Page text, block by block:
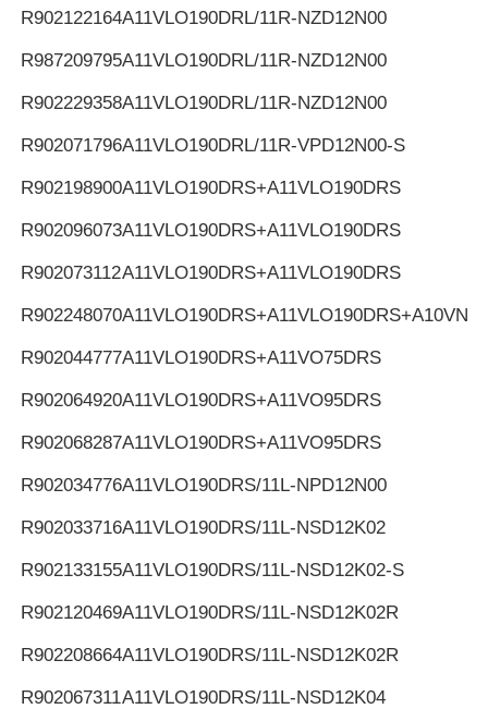
R902122164A11VLO190DRL/11R-NZD12N00
R987209795A11VLO190DRL/11R-NZD12N00
R902229358A11VLO190DRL/11R-NZD12N00
R902071796A11VLO190DRL/11R-VPD12N00-S
R902198900A11VLO190DRS+A11VLO190DRS
R902096073A11VLO190DRS+A11VLO190DRS
R902073112A11VLO190DRS+A11VLO190DRS
R902248070
R902044777A11VLO190DRS+A11VO75DRS
R902064920A11VLO190DRS+A11VO95DRS
R902068287A11VLO190DRS+A11VO95DRS
R902034776A11VLO190DRS/11L-NPD12N00
R902033716A11VLO190DRS/11L-NSD12K02
R902133155A11VLO190DRS/11L-NSD12K02-S
R902120469A11VLO190DRS/11L-NSD12K02R
R902208664A11VLO190DRS/11L-NSD12K02R
R902067311A11VLO190DRS/11L-NSD12K04